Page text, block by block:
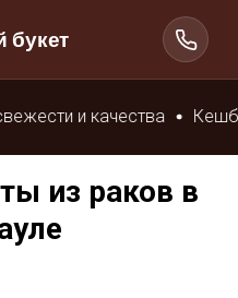
букет
Кешбэк с заказа до
из раков в